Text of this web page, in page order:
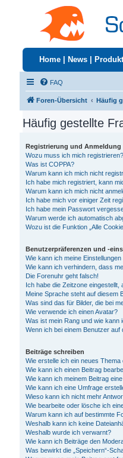
Home News
FAQ
Foren-Übersicht Häufig
Häufig gestellte
Registrierung und Anmeldung
Wozu muss ich mich registrieren?
Was ist COPPA?
Warum kann ich mich nicht
Ich habe mich registriert, kann
Warum kann ich mich nicht
Ich habe mich vor einiger Zeit
Ich habe mein Passwort
Warum werde ich automatisch
Wozu ist die Funktion „Alle
Benutzerpräferenzen und -
Wie kann ich meine Einstellungen
Wie kann ich verhindern, dass
Die Forenuhr geht falsch!
Ich habe die Zeitzone
Meine Sprache steht auf diesem
Was sind das für Bilder, die bei
Wie verwende ich einen Avatar?
Was ist mein Rang und wie kann
Wenn ich bei einem Benutzer
Beiträge schreiben
Wie erstelle ich ein neues Thema
Wie kann ich einen Beitrag
Wie kann ich meinem Beitrag
Wie kann ich eine Umfrage
Wieso kann ich nicht mehr
Wie bearbeite oder lösche ich
Warum kann ich auf bestimmte
Weshalb kann ich keine
Weshalb wurde ich verwarnt?
Wie kann ich Beiträge den
Was bewirkt die „Speichern“-